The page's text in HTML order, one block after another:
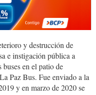
y destrucción de
e instigación pública a
en el patio de
Paz Bus. Fue enviado a la
y en marzo de 2020 se